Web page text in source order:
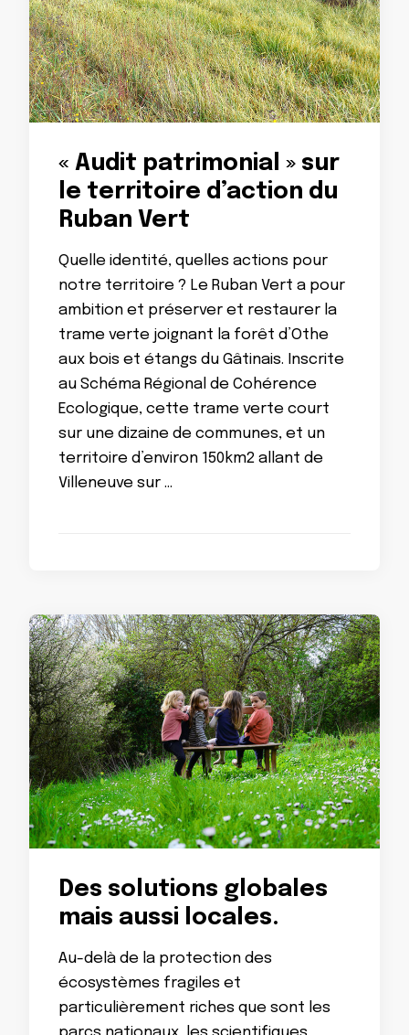
« Audit patrimonial » sur
le territoire d’action du
Ruban Vert
Quelle identité, quelles actions pour
notre territoire ? Le Ruban Vert a pour
ambition et préserver et restaurer la
trame verte joignant la forêt d’Othe
aux bois et étangs du Gâtinais. Inscrite
au Schéma Régional de Cohérence
Ecologique, cette trame verte court
sur une dizaine de communes, et un
territoire d’environ 150km2 allant de
Villeneuve sur …
Des solutions globales
mais aussi locales.
Au-delà de la protection des
écosystèmes fragiles et
particulièrement riches que sont les